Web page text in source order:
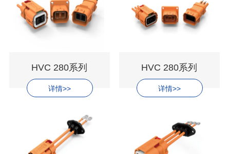
HVC 280系列
详情>>
HVC 280系列
详情>>